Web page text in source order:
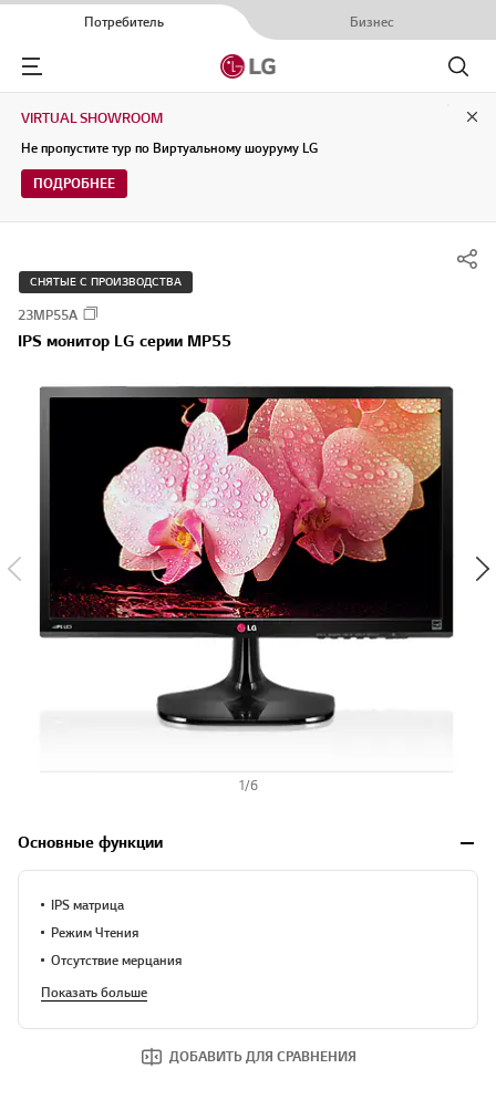
Потребитель Бизнес
Menu
Поиск
VIRTUAL SHOWROOM
Не пропустите тур по Виртуальному шоуруму LG
ПОДРОБНЕЕ
СНЯТЫЕ С ПРОИЗВОДСТВА
23MP55A
IPS монитор LG серии MP55
1/6
Основные функции
IPS матрица
Режим Чтения
Отсутствие мерцания
Показать больше
ДОБАВИТЬ ДЛЯ СРАВНЕНИЯ